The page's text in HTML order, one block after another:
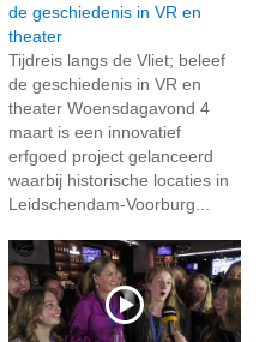
de geschiedenis in VR en
theater
Tijdreis langs de Vliet; beleef
de geschiedenis in VR en
theater Woensdagavond 4
maart is een innovatief
erfgoed project gelanceerd
waarbij historische locaties in
Leidschendam-Voorburg...